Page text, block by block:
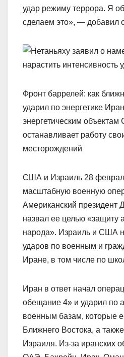
удар режиму террора. Я
сделаем это», — добавил
Фронт баррелей: как
ударил по энергетике
энергетическим
останавливает работу
месторождений
США и Израиль 28
масштабную военную
Американский президент
назвал ее целью «защиту
народа». Израиль и США
ударов по военным и
Иране, в том числе по
Иран в ответ начал
обещание 4» и ударил по
военным базам, которые
Ближнего Востока, а
Израиля. Из-за иранских